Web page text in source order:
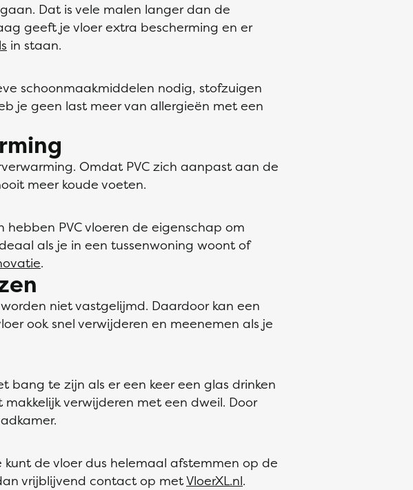
Dat is vele malen langer dan de
geeft je vloer extra bescherming en er
in staan.
schoonmaakmiddelen nodig, stofzuigen
je geen last meer van allergieën met een
Omdat PVC zich aanpast aan de
meer koude voeten.
PVC vloeren de eigenschap om
als je in een tussenwoning woont of
.
niet vastgelijmd. Daardoor kan een
ook snel verwijderen en meenemen als je
bang te zijn als er een keer een glas drinken
verwijderen met een dweil. Door
kunt de vloer dus helemaal afstemmen op de
vrijblijvend contact op metVloerXL.nl.